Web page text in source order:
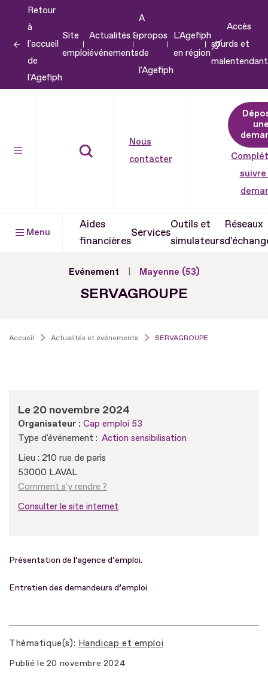
contenu
Retour
à
l'accueil
de
l'Agefiph
Site
emploi
Actualités &
événements
A
propos
de
l'Agefiph
L'Agefiph
en région
Accès
sourds et
Nous
contacter
suivre
Menu
Aides
financières
Services
Outils et
simulateurs
Réseaux
Evénement Mayenne (53)
SERVAGROUPE
Accueil Actualités et événements SERVAGROUPE
Le 20 novembre 2024
Organisateur : Cap emploi 53
Type d'événement : Action sensibilisation
Lieu : 210 rue de paris
53000 LAVAL
Comment s'y rendre ?
Consulter le site internet
Présentation de l’agence d’emploi.
Entretien des demandeurs d’emploi.
Thématique(s) Handicap et emploi
Publié le 20 novembre 2024